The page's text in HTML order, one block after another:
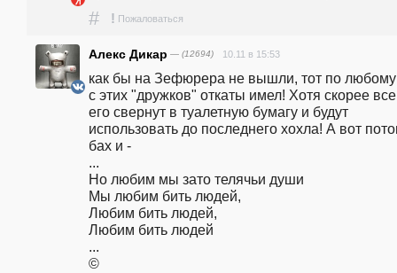
# ! Пожаловаться
Алекс Дикар — (12694) 10.11 в 15:53
как бы на Зефюрера не вышли, тот по
с этих "дружков" откаты имел! Хотя скорее
его свернут в туалетную бумагу и будут
использовать до последнего хохла! А вот
бах и -
...
Но любим мы зато телячьи души
Мы любим бить людей,
Любим бить людей,
Любим бить людей
...
©